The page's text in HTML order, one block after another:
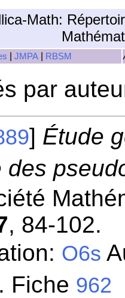
Math:
JMPA RBSM
par
] Étude
des
, 84-102.
O6s
Fiche 962